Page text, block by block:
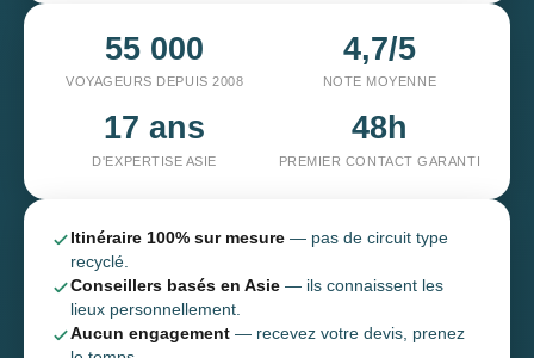
55 000
VOYAGEURS DEPUIS 2008
4,7/5
NOTE MOYENNE
17 ans
D'EXPERTISE ASIE
48h
PREMIER CONTACT GARANTI
Itinéraire 100% sur mesure — pas de circuit type
recyclé.
Conseillers basés en Asie — ils connaissent les
lieux personnellement.
Aucun engagement — recevez votre devis, prenez